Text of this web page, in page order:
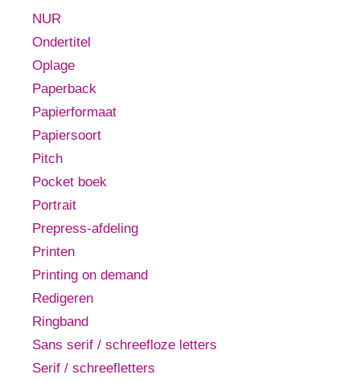
NUR
Ondertitel
Oplage
Paperback
Papierformaat
Papiersoort
Pitch
Pocket boek
Portrait
Prepress-afdeling
Printen
Printing on demand
Redigeren
Ringband
Sans serif / schreefloze letters
Serif / schreefletters